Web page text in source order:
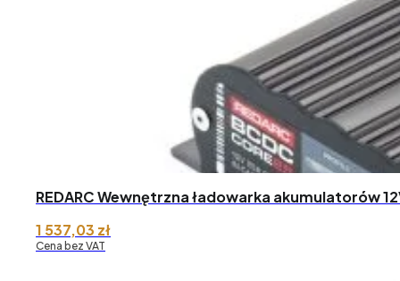
REDARC Wewnętrzna ładowarka akumulatorów
1 537,03 zł
Cena bez VAT